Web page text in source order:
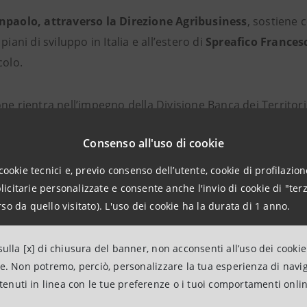
Consenso all'uso di cookie
tecnici e, previo consenso dell’utente, cookie di
personalizzate e consente anche l'invio di cookie di
da quello visitato). L'uso dei cookie ha la durata di 1 anno.
[x] di chiusura del banner, non acconsenti all’uso dei
Non potremo, perciò, personalizzare la tua esperienza di
in linea con le tue preferenze o i tuoi comportamenti
attraverso la Direzione Agribusiness, sostiene
piani di sviluppo in Italia e all’estero di Spreafico
rientra nell’impegno della Divisione Banca dei
è destinato prevalentemente al centro logistico
e di nuovi impianti frigoriferi. L’intervento si
orientato al rafforzamento della capacità
Intesa Sanpaolo ha stanziato€10 miliardi di nuovo
previsti dal Gruppo a sostegno delle iniziative
che conta 172 contratti attivi nel comparto